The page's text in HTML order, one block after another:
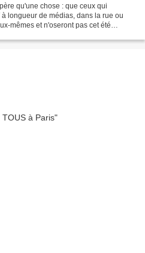
qu'une chose : que ceux qui
longueur de médias, dans la rue ou
mêmes et n'oseront pas cet été